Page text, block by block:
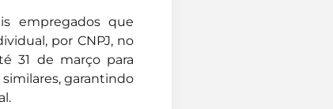
empregados que
por CNPJ, no
31 de março para
garantindo